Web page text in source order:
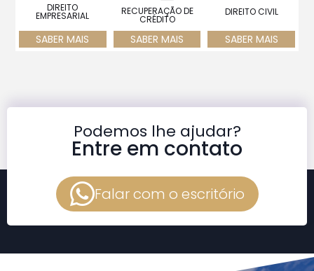
DIREITO
EMPRESARIAL
SABER MAIS
RECUPERAÇÃO DE
CRÉDITO
SABER MAIS
DIREITO CIVIL
SABER MAIS
Podemos lhe ajudar?
Entre em contato
Falar com o escritório